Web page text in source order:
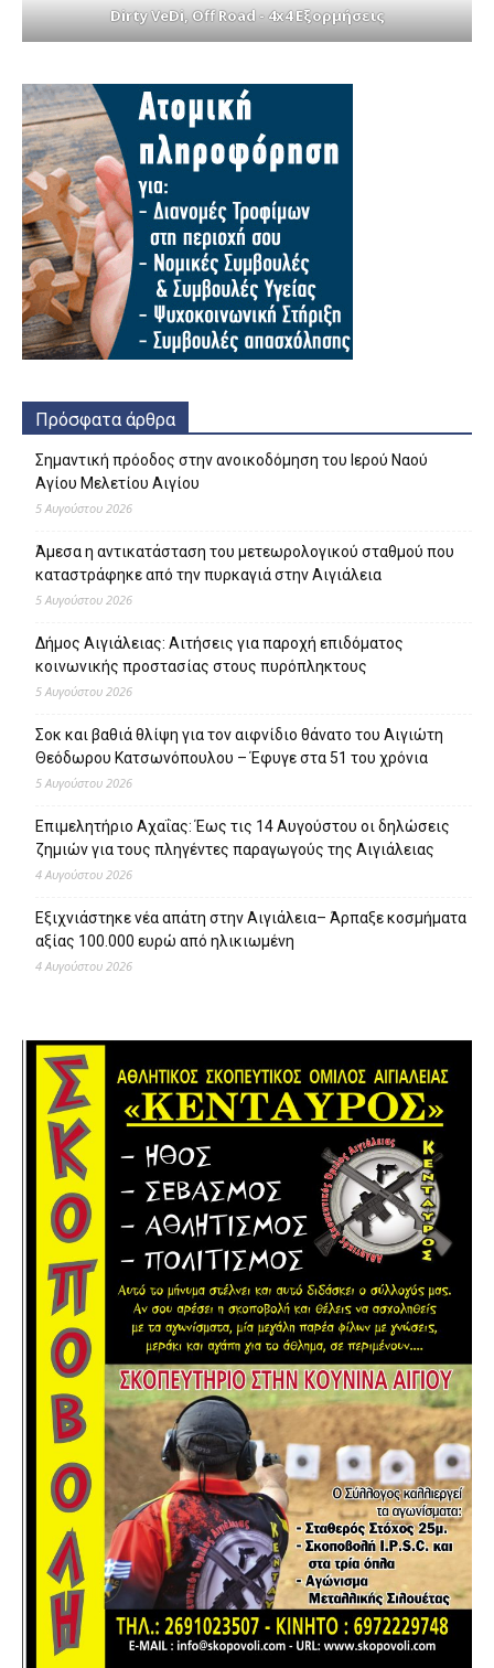
Dirty VeDi, Off Road - 4x4 Εξορμήσεις
Πρόσφατα άρθρα
Σημαντική πρόοδος στην ανοικοδόμηση του Ιερού Ναού
Αγίου Μελετίου Αιγίου
5 Αυγούστου 2026
Άμεσα η αντικατάσταση του μετεωρολογικού σταθμού που
καταστράφηκε από την πυρκαγιά στην Αιγιάλεια
5 Αυγούστου 2026
Δήμος Αιγιάλειας: Αιτήσεις για παροχή επιδόματος
κοινωνικής προστασίας στους πυρόπληκτους
5 Αυγούστου 2026
Σοκ και βαθιά θλίψη για τον αιφνίδιο θάνατο του Αιγιώτη
Θεόδωρου Κατσωνόπουλου – Έφυγε στα 51 του χρόνια
5 Αυγούστου 2026
Επιμελητήριο Αχαΐας: Έως τις 14 Αυγούστου οι δηλώσεις
ζημιών για τους πληγέντες παραγωγούς της Αιγιάλειας
4 Αυγούστου 2026
Εξιχνιάστηκε νέα απάτη στην Αιγιάλεια– Άρπαξε κοσμήματα
αξίας 100.000 ευρώ από ηλικιωμένη
4 Αυγούστου 2026